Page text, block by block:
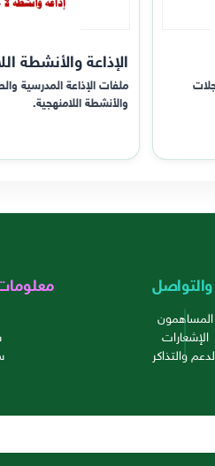
الإذاعة والأنشطة
ملفات الإذاعة المدرسية
والأنشطة اللامنهجية.
المساهمون
الإشعارات
والتذاكر